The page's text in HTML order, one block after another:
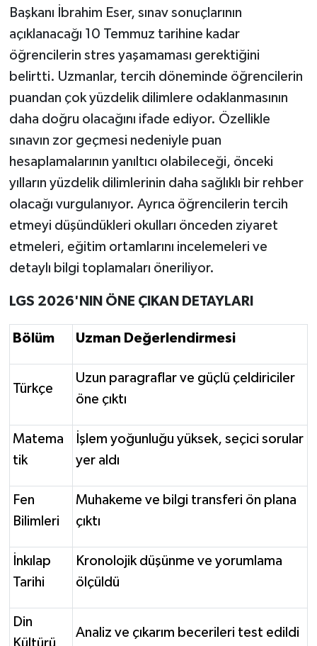
Başkanı İbrahim Eser, sınav sonuçlarının
açıklanacağı 10 Temmuz tarihine kadar
öğrencilerin stres yaşamaması gerektiğini
belirtti. Uzmanlar, tercih döneminde öğrencilerin
puandan çok yüzdelik dilimlere odaklanmasının
daha doğru olacağını ifade ediyor. Özellikle
sınavın zor geçmesi nedeniyle puan
hesaplamalarının yanıltıcı olabileceği, önceki
yılların yüzdelik dilimlerinin daha sağlıklı bir rehber
olacağı vurgulanıyor. Ayrıca öğrencilerin tercih
etmeyi düşündükleri okulları önceden ziyaret
etmeleri, eğitim ortamlarını incelemeleri ve
detaylı bilgi toplamaları öneriliyor.
LGS 2026'NIN ÖNE ÇIKAN DETAYLARI
Bölüm Uzman Değerlendirmesi
Türkçe
Uzun paragraflar ve güçlü çeldiriciler
öne çıktı
Matema
tik
İşlem yoğunluğu yüksek, seçici sorular
yer aldı
Fen
Bilimleri
Muhakeme ve bilgi transferi ön plana
çıktı
İnkılap
Tarihi
Kronolojik düşünme ve yorumlama
ölçüldü
Din
Analiz ve çıkarım becerileri test edildi